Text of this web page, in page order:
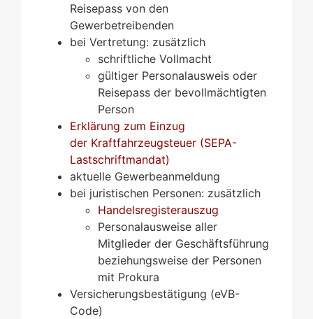
Reisepass von den
Gewerbetreibenden
bei Vertretung: zusätzlich
schriftliche Vollmacht
gültiger Personalausweis oder
Reisepass der bevollmächtigten
Person
Erklärung zum Einzug
der Kraftfahrzeugsteuer (SEPA-
Lastschriftmandat)
aktuelle Gewerbeanmeldung
bei juristischen Personen: zusätzlich
Handelsregisterauszug
Personalausweise aller
Mitglieder der Geschäftsführung
beziehungsweise der Personen
mit Prokura
Versicherungsbestätigung (eVB-
Code)